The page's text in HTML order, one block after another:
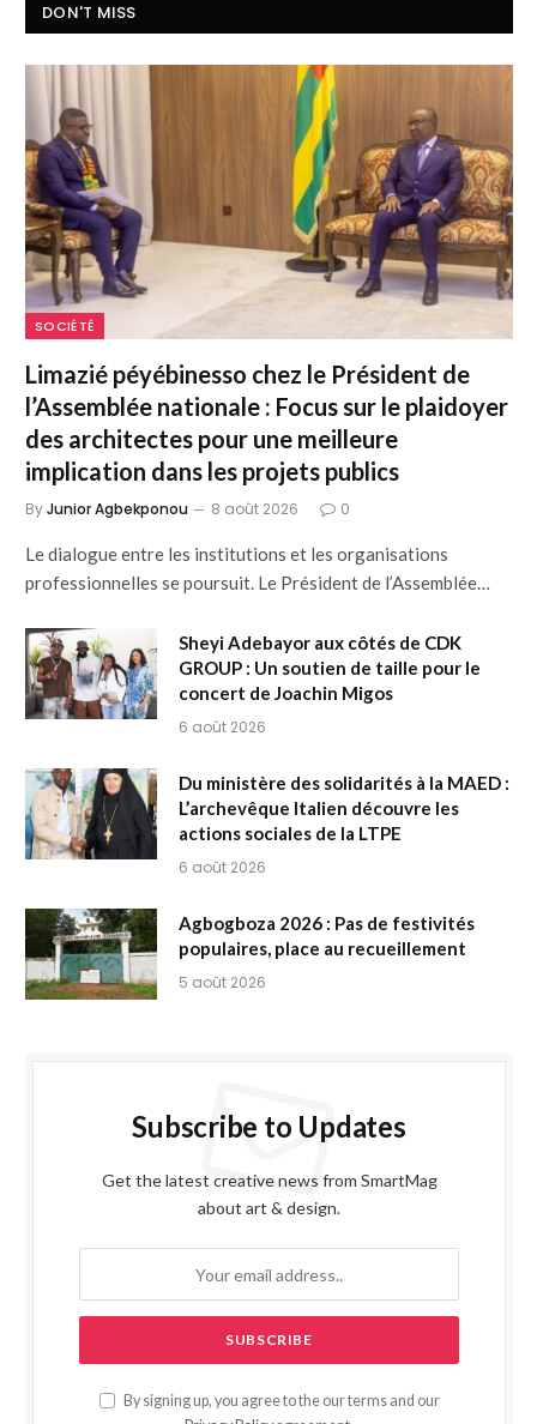
DON'T MISS
SOCIÉTÉ
Limazié péyébinesso chez le Président de
l’Assemblée nationale : Focus sur le plaidoyer
des architectes pour une meilleure
implication dans les projets publics
ByJunior Agbekponou 8 août 2026 0
Le dialogue entre les institutions et les organisations
professionnelles se poursuit. Le Président de l’Assemblée…
Sheyi Adebayor aux côtés de CDK
GROUP : Un soutien de taille pour le
concert de Joachin Migos
6 août 2026
Du ministère des solidarités à la MAED :
L’archevêque Italien découvre les
actions sociales de la LTPE
6 août 2026
Agbogboza 2026 : Pas de festivités
populaires, place au recueillement
5 août 2026
Subscribe to Updates
Get the latest creative news from SmartMag
about art & design.
By signing up, you agree to the our terms and our